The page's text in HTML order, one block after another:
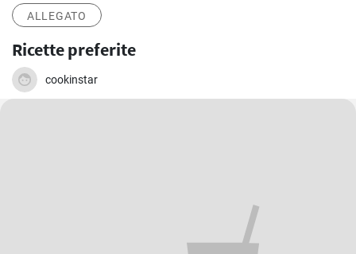
ALLEGATO
Ricette preferite
cookinstar